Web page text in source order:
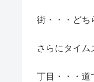
街・・・どち
さらにタイム
丁目・・・道